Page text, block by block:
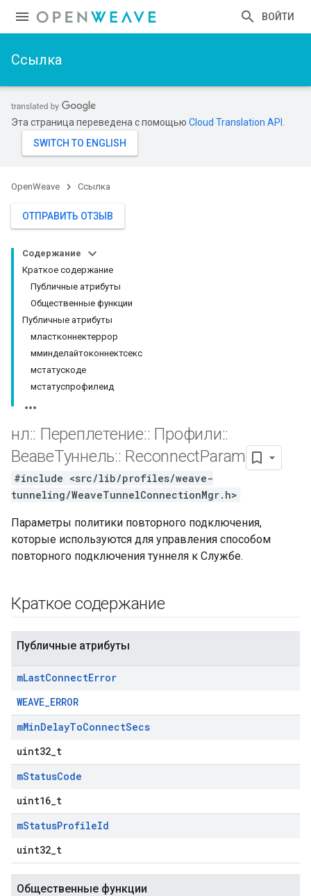
ВОЙТИ
Ссылка
Эта страница переведена с помощью Cloud Translation API
OpenWeave Ссылка
ОТПРАВИТЬ ОТЗЫВ
Содержание
Краткое содержание
Публичные атрибуты
Общественные функции
Публичные атрибуты
мластконнектеррор
мминделайтоконнектсекс
мстатускоде
мстатуспрофилеид
нл:: Переплетение:: Профили::
ВеавеТуннель:: ReconnectParam
#include <src/lib/profiles/weave-
tunneling/WeaveTunnelConnectionMgr.h>
Параметры политики повторного подключения,
которые используются для управления способом
повторного подключения туннеля к Службе.
Краткое содержание
Публичные атрибуты
mLastConnectError
WEAVE_ERROR
mMinDelayToConnectSecs
uint32_t
mStatusCode
uint16_t
mStatusProfileId
uint32_t
Общественные функции